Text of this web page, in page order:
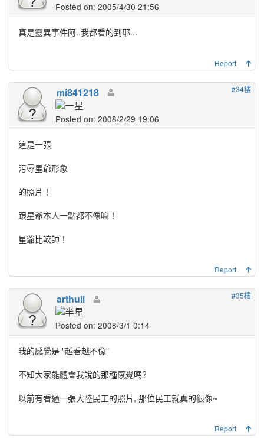
Posted on: 2005/4/30 21:56
真是靈異事件阿..我都看的到耶...
Report
#34樓
mi841218
Posted on: 2008/2/29 19:06
這是一張
污辱星爺形象
的照片！
跟星爺本人一點都不像嘛！
星爺比較帥！
Report
#35樓
arthuii
Posted on: 2008/3/1 0:14
我的感覺是 "越看越不像"
不知大家能體會我說的那種感覺嗎?
以前有看過一張大陸民工的照片, 那位民工就真的很像~
Report